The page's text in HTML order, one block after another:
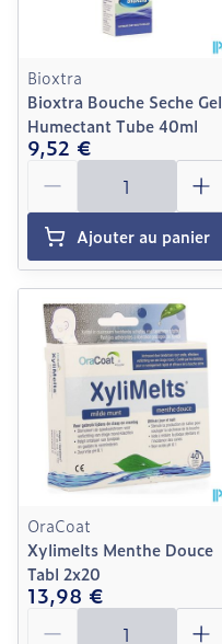
Bioxtra
Bioxtra Bouche Seche Gel
Humectant Tube 40ml
9,52 €
Quantité
Ajouter au panier
OraCoat
Xylimelts Menthe Douce
Tabl 2x20
13,98 €
Quantité